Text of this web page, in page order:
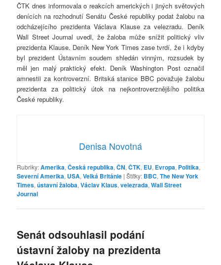
ČTK dnes informovala o reakcích amerických i jiných světových
denících na rozhodnutí Senátu České republiky podat žalobu na
odcházejícího prezidenta Václava Klause za velezradu. Deník
Wall Street Journal uvedl, že žaloba může snížit politický vliv
prezidenta Klause. Deník New York Times zase tvrdí, že i kdyby
byl prezident Ústavním soudem shledán vinným, rozsudek by
měl jen malý praktický efekt. Deník Washington Post označil
amnestii za kontroverzní. Britská stanice BBC považuje žalobu
prezidenta za politický útok na nejkontroverznějšího politika
České republiky.
Denisa Novotná
Rubriky:Amerika,Česká republika,ČN,ČTK, EU, Evropa, Politika,
Severní Amerika, USA,Velká Británie |Štítky: BBC,The New York
Times,ústavní žaloba,Václav Klaus,velezrada,Wall Street
Journal
Senát odsouhlasil podání
ústavní žaloby na prezidenta